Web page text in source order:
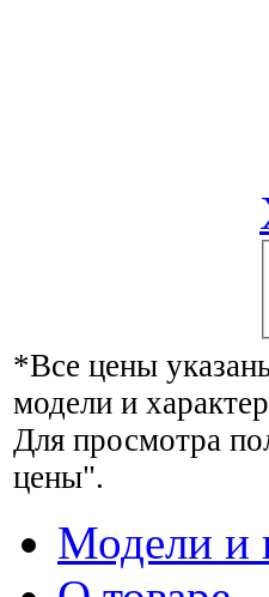
*Все цены
модели и
Для просмотра
цены".
Модели и